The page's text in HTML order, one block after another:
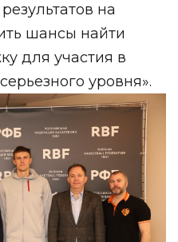
на
шансы найти
для участия в
уровня».